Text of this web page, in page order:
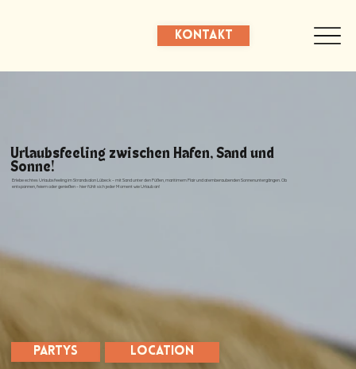
Kontakt
Partys Location
Urlaubsfeeling zwischen Hafen, Sand und
Sonne!
Erlebe echtes Urlaubsfeeling im Strandsalon Lübeck – mit Sand unter den Füßen, maritimem Flair und atemberaubenden Sonnenuntergängen. Ob
entspannen, feiern oder genießen – hier fühlt sich jeder Moment wie Urlaub an!